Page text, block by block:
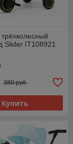
Slider IT108921
380 руб.
Купить